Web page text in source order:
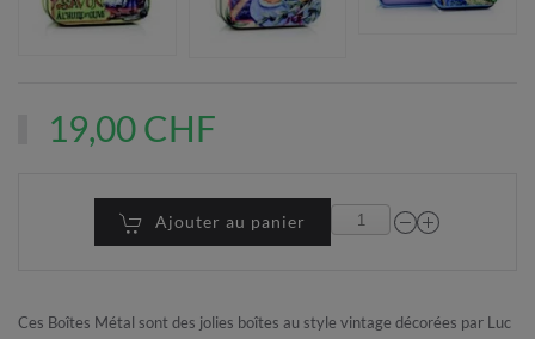
19,00 CHF
Ajouter au panier
Ces Boîtes Métal sont des jolies boîtes au style vintage décorées par Luc